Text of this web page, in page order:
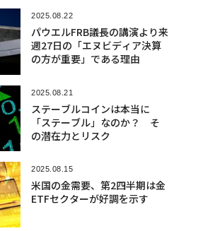
2025.08.22
パウエルFRB議長の講演より来
週27日の「エヌビディア決算
の方が重要」である理由
2025.08.21
ステーブルコインは本当に
「ステーブル」なのか？ そ
の潜在力とリスク
2025.08.15
米国の金需要、第2四半期は金
ETFセクターが好調を示す